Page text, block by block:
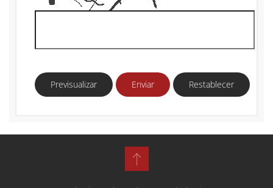
Previsualizar Enviar Restablecer